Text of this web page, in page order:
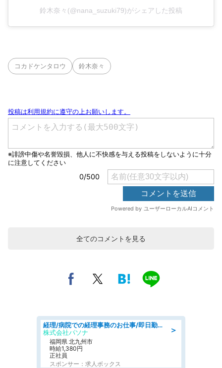
鈴木奈々(@nana_suzuki79)がシェアした投稿
コカドケンタロウ 鈴木奈々
全てのコメントを見る
＞
経理/病院での経理事務のお仕事/即日勤務可/車通勤可/経理/一般事務
株式会社パソナ
福岡県 北九州市
時給1,380円
正社員
スポンサー：求人ボックス